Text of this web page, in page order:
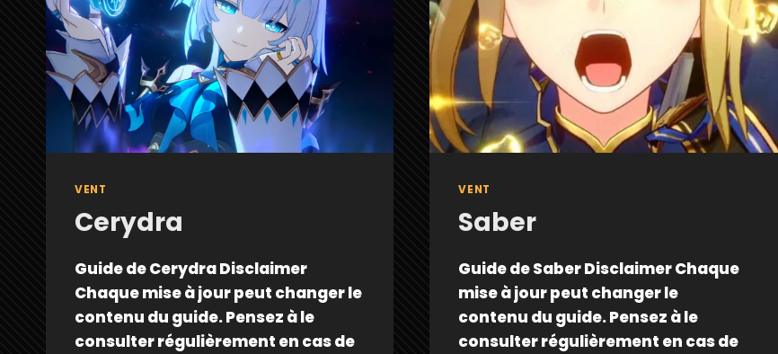
VENT
Cerydra
Guide de Cerydra Disclaimer
Chaque mise à jour peut changer le
contenu du guide. Pensez à le
consulter régulièrement en cas de
VENT
Saber
Guide de Saber Disclaimer Chaque
mise à jour peut changer le
contenu du guide. Pensez à le
consulter régulièrement en cas de